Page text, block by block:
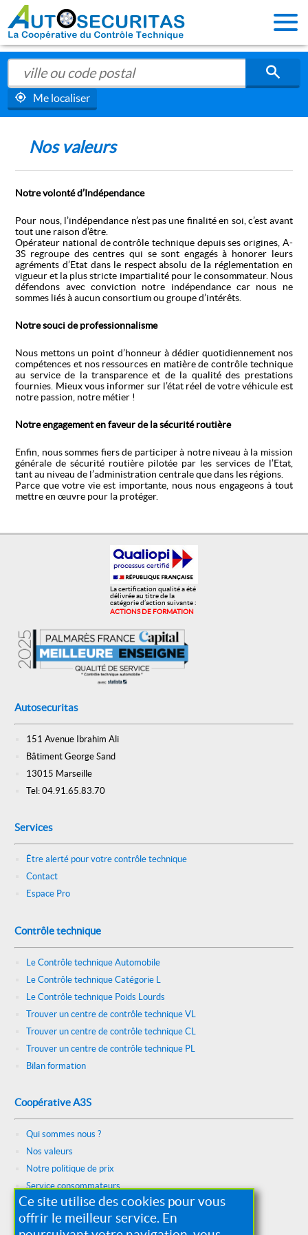
Me localiser
Nos valeurs
Notre volonté d’Indépendance
Pour nous, l’indépendance n’est pas une finalité en soi, c’est avant
tout une raison d’être.
Opérateur national de contrôle technique depuis ses origines, A-
3S regroupe des centres qui se sont engagés à honorer leurs
agréments d’Etat dans le respect absolu de la réglementation en
vigueur et la plus stricte impartialité pour le consommateur. Nous
défendons avec conviction notre indépendance car nous ne
sommes liés à aucun consortium ou groupe d’intérêts.
Notre souci de professionnalisme
Nous mettons un point d’honneur à dédier quotidiennement nos
compétences et nos ressources en matière de contrôle technique
au service de la transparence et de la qualité des prestations
fournies. Mieux vous informer sur l’état réel de votre véhicule est
notre passion, notre métier !
Notre engagement en faveur de la sécurité routière
Enfin, nous sommes fiers de participer à notre niveau à la mission
générale de sécurité routière pilotée par les services de l’Etat,
tant au niveau de l’administration centrale que dans les régions.
Parce que votre vie est importante, nous nous engageons à tout
mettre en œuvre pour la protéger.
La certification qualité a été
délivrée au titre de la
catégorie d’action suivante :
ACTIONS DE FORMATION
Autosecuritas
151 Avenue Ibrahim Ali
Bâtiment George Sand
13015 Marseille
Tel: 04.91.65.83.70
Services
Être alerté pour votre contrôle technique
Contact
Espace Pro
Contrôle technique
Le Contrôle technique Automobile
Le Contrôle technique Catégorie L
Le Contrôle technique Poids Lourds
Trouver un centre de contrôle technique VL
Trouver un centre de contrôle technique CL
Trouver un centre de contrôle technique PL
Bilan formation
Coopérative A3S
Qui sommes nous ?
Nos valeurs
Notre politique de prix
Service consommateurs
Constitution et identification
Nous rejoindre
Ce site utilise des cookies pour vous
offrir le meilleur service. En